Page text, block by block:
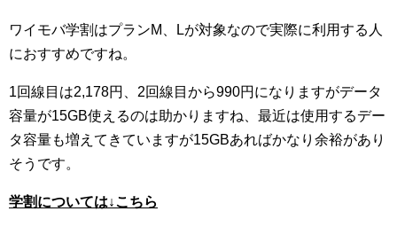
ワイモバ学割はプランM、Lが対象なので実際に利用する人
におすすめですね。
1回線目は2,178円、2回線目から990円になりますがデータ
容量が15GB使えるのは助かりますね、最近は使用するデー
タ容量も増えてきていますが15GBあればかなり余裕があり
そうです。
学割については↓こちら